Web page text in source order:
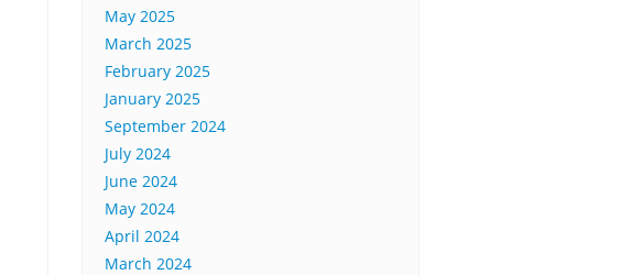
May 2025
March 2025
February 2025
January 2025
September 2024
July 2024
June 2024
May 2024
April 2024
March 2024